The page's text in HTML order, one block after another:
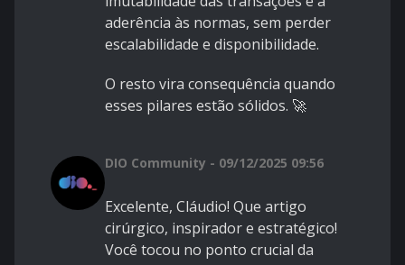
aderência às normas, sem perder
escalabilidade e disponibilidade.
O resto vira consequência quando
esses pilares estão sólidos. 🚀
DIO Community - 09/12/2025 09:56
Excelente, Cláudio! Que artigo
cirúrgico, inspirador e estratégico!
Você tocou no ponto crucial da